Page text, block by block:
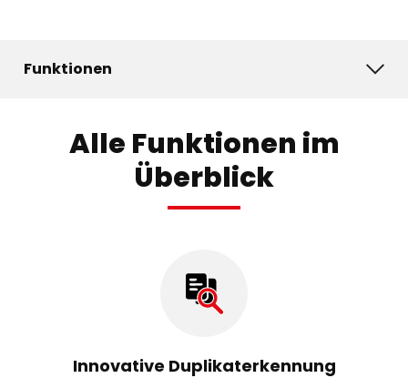
Funktionen
Alle Funktionen im
Überblick
Innovative Duplikaterkennung